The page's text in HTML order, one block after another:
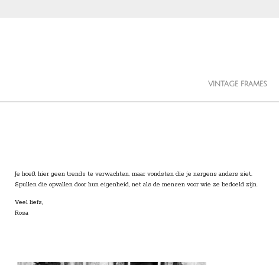
VINTAGE FRAMES
Je hoeft hier geen trends te verwachten, maar vondsten die je nergens anders ziet.
Spullen die opvallen door hun eigenheid, net als de mensen voor wie ze bedoeld zijn.
Veel liefs,
Rosa